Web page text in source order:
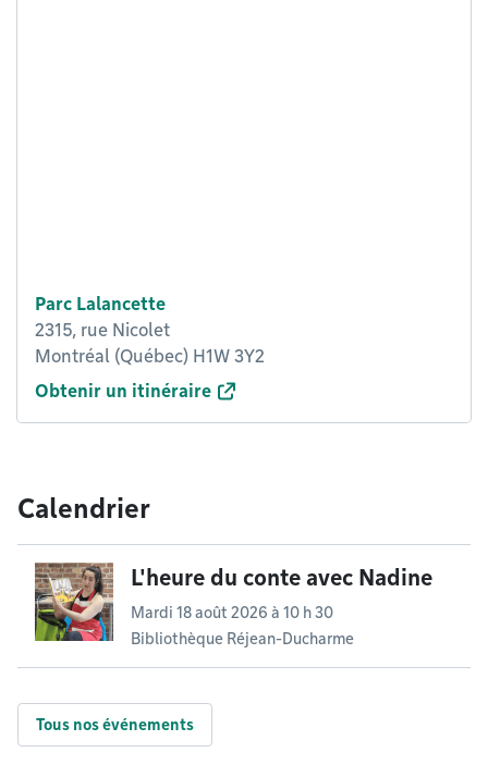
Parc Lalancette
2315, rue Nicolet
Montréal (Québec) H1W 3Y2
Obtenir un itinéraire
Calendrier
L'heure du conte avec Nadine
Mardi 18 août 2026 à 10 h 30
Bibliothèque Réjean-Ducharme
Tous nos événements